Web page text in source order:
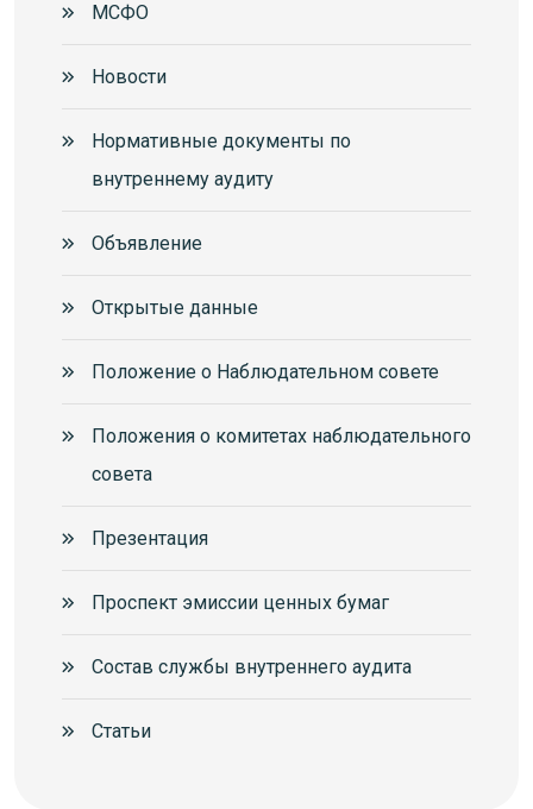
МСФО
Новости
Нормативные документы по
внутреннему аудиту
Объявление
Открытые данные
Положение о Наблюдательном совете
Положения о комитетах наблюдательного
совета
Презентация
Проспект эмиссии ценных бумаг
Состав службы внутреннего аудита
Статьи